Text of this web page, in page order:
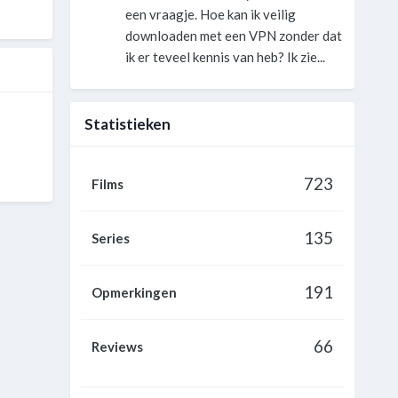
een vraagje. Hoe kan ik veilig
downloaden met een VPN zonder dat
ik er teveel kennis van heb? Ik zie...
Statistieken
Films 723
Series 135
Opmerkingen 191
Reviews 66